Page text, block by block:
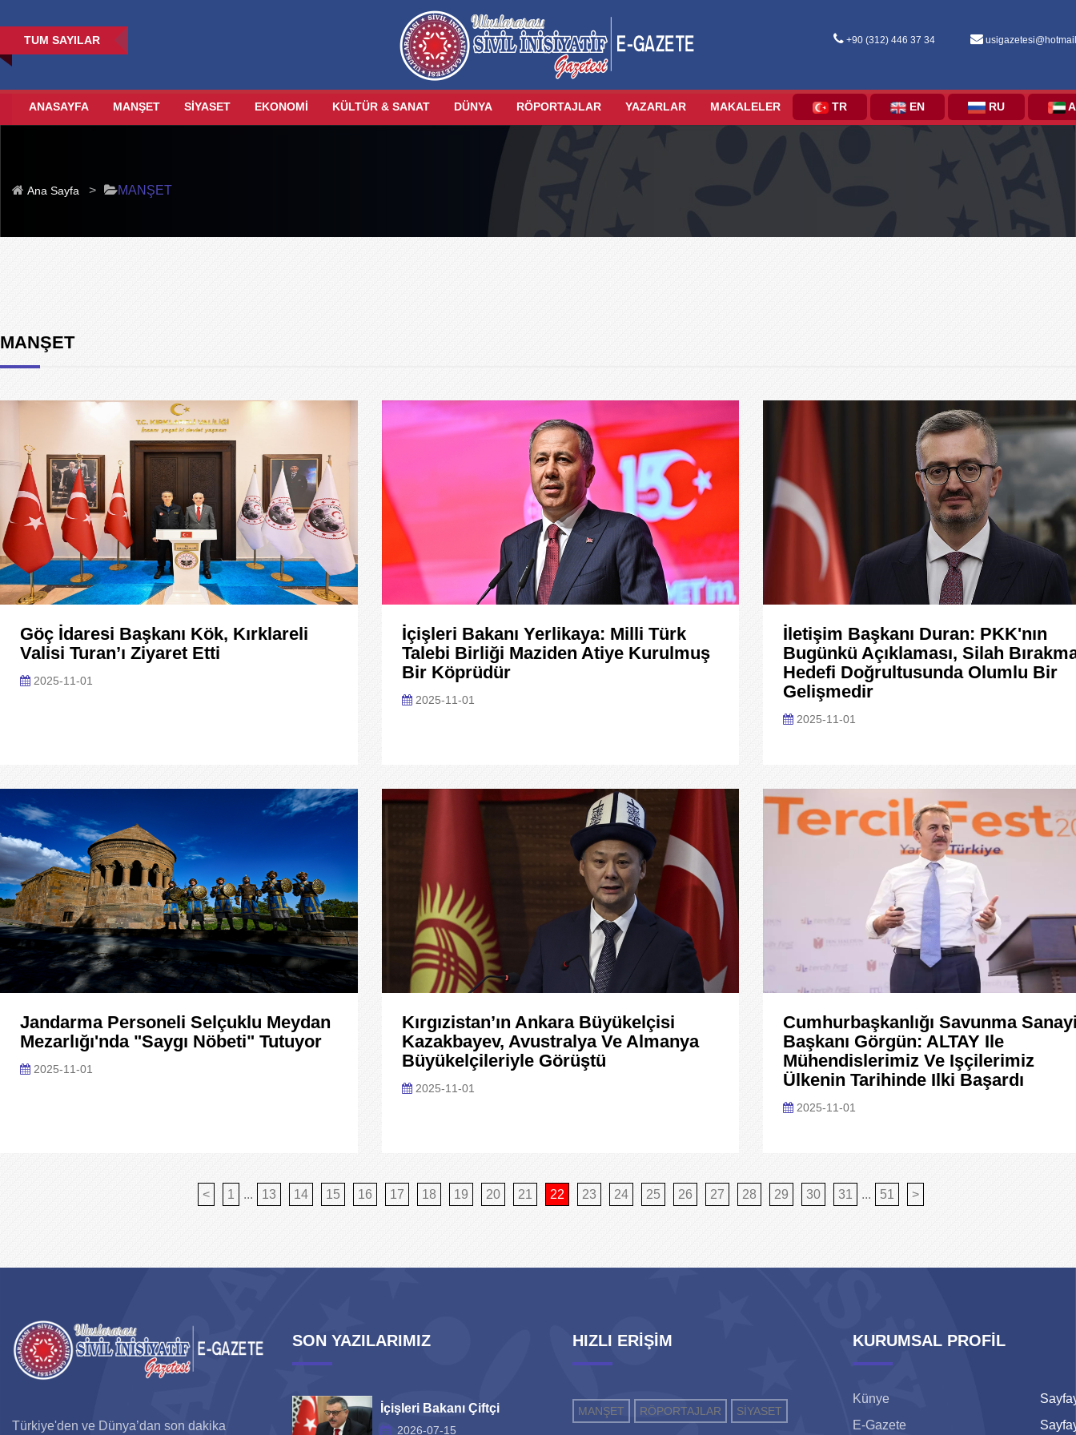
TUM SAYILAR +90 (312) 446 37 34
ANASAYFA MANŞET SİYASET EKONOMİ KÜLTÜR & SANAT DÜNYA RÖPORTAJLAR YAZARLAR MAKALELER TR EN RU
Ana Sayfa > MANŞET
MANŞET
Göç İdaresi Başkanı Kök, Kırklareli
Valisi Turan’ı Ziyaret Etti
2025-11-01
İçişleri Bakanı Yerlikaya: Milli Türk
Talebi Birliği Maziden Atiye Kurulmuş
Bir Köprüdür
2025-11-01
İletişim Başkanı Duran: PKK'nın
Bugünkü Açıklaması, Silah
Hedefi Doğrultusunda Olumlu Bir
Gelişmedir
2025-11-01
Jandarma Personeli Selçuklu Meydan
Mezarlığı'nda "saygı Nöbeti" Tutuyor
2025-11-01
Kırgızistan’ın Ankara Büyükelçisi
Kazakbayev, Avustralya Ve Almanya
Büyükelçileriyle Görüştü
2025-11-01
Cumhurbaşkanlığı Savunma
Başkanı Görgün: ALTAY Ile
Mühendislerimiz Ve Işçilerimiz
Ülkenin Tarihinde Ilki Başardı
2025-11-01
< 1 ... 13 14 15 16 17 18 19 20 21 22 23 24 25 26 27 28 29 30 31 ... 51 >
Türkiye'den ve Dünya’dan son dakika
SON YAZILARIMIZ
İçişleri Bakanı Çiftçi
2026-07-15
HIZLI ERİŞİM
MANŞET RÖPORTAJLAR SİYASET
KURUMSAL PROFİL
Künye
E-Gazete